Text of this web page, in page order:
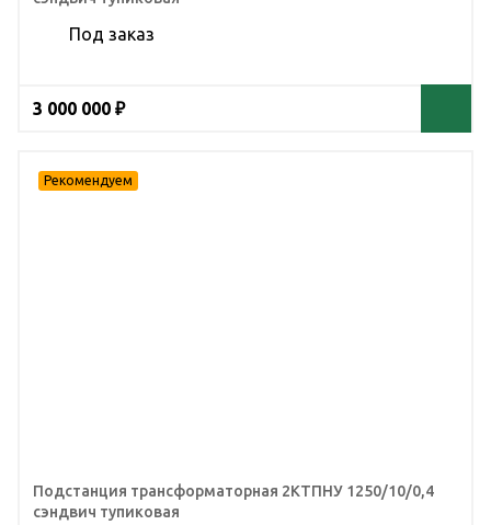
Под заказ
3 000 000 ₽
Подстанция трансформаторная 2КТПНУ 1250/10/0,4
сэндвич тупиковая